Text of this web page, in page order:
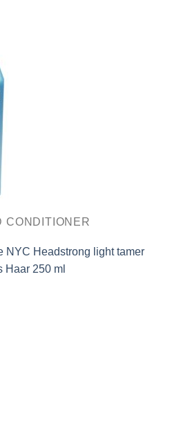
CONDITIONER
NYC Headstrong light tamer
Haar 250 ml